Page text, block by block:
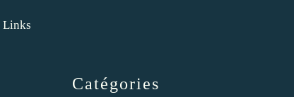
Catégories
Links